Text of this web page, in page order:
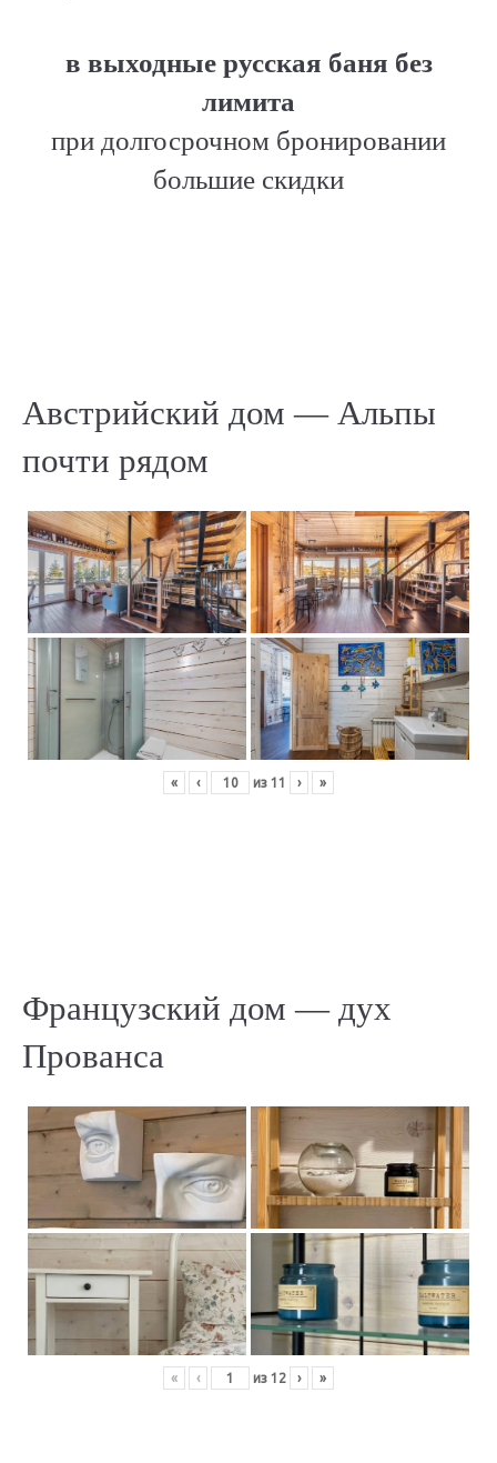
в выходные русская баня без
лимита
при долгосрочном бронировании
большие скидки
Австрийский дом — Альпы
почти рядом
« ‹ из 11 › »
Французский дом — дух
Прованса
« ‹ из 12 › »